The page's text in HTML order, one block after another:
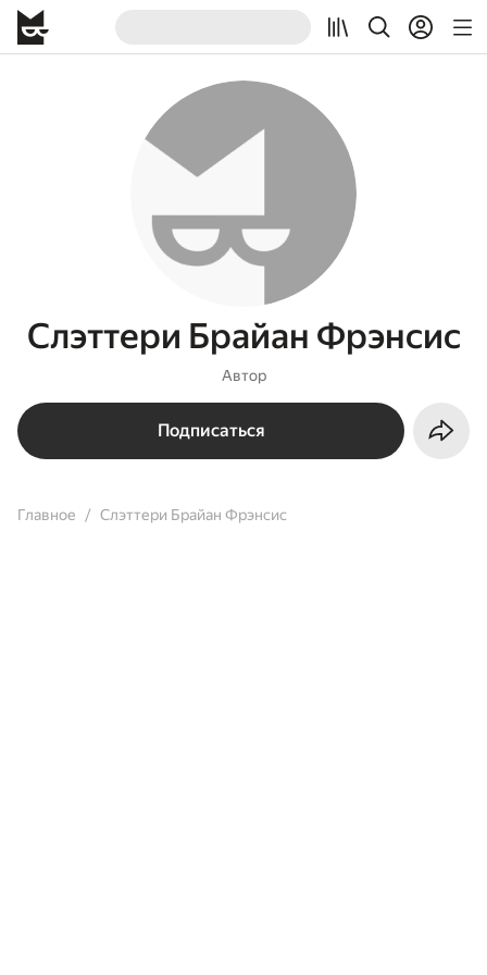
Слэттери Брайан Фрэнсис
Автор
Подписаться
Главное Слэттери Брайан Фрэнсис